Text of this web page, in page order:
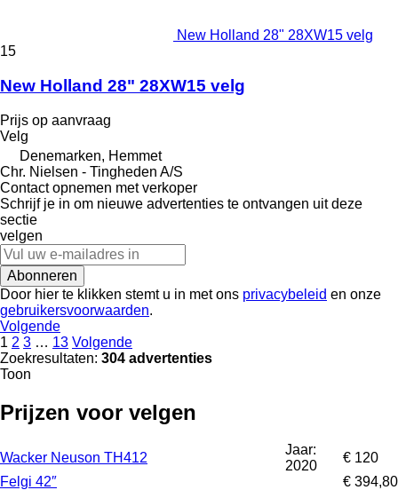
New Holland 28" 28XW15 velg
15
New Holland 28" 28XW15 velg
Prijs op aanvraag
Velg
Denemarken, Hemmet
Chr. Nielsen - Tingheden A/S
Contact opnemen met verkoper
Schrijf je in om nieuwe advertenties te ontvangen uit deze
sectie
velgen
Abonneren
Door hier te klikken stemt u in met ons privacybeleid en onze
gebruikersvoorwaarden.
Volgende
1 2 3 … 13 Volgende
Zoekresultaten: 304 advertenties
Toon
Prijzen voor velgen
Wacker Neuson TH412
Jaar:
2020
€ 120
Felgi 42″
€ 394,80